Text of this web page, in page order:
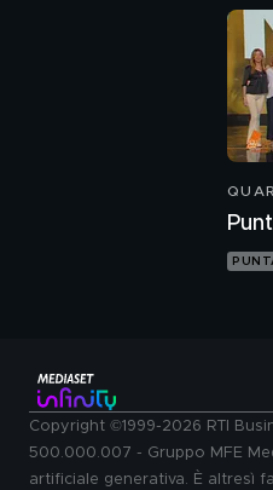
Copyright ©1999-2026 RTI
500.000.007 - Gruppo MFE
artificiale generativa. È altresì